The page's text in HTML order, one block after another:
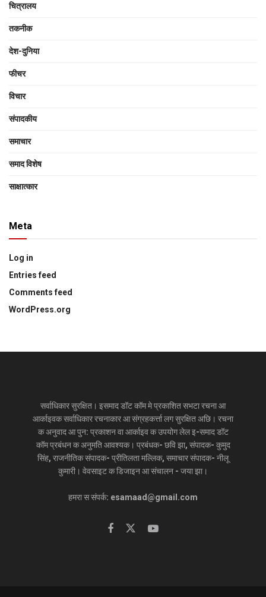
चित्रालय
तकनीक
देश-दुनिया
फीचर
विचार
संपादकीय
समाचार
समाद विशेष
साक्षात्‍कार
Meta
Log in
Entries feed
Comments feed
WordPress.org
सर्वाधिकार सुरक्षित। इसमाद डॉट कॉम मे प्रकाशित सभटा रचना आ
आर्काइवक सर्वाधिकार रचनाकार आ संग्रहकर्त्ता लग सुरक्षित अछि। रचना
क अनुवाद आ पुन: प्रकाशन वा आर्काइव क उपयोग लेल इ-समाद डॉट
कॉम प्रबंधन क अनुमति आवश्यक। प्रबंधक- छवि झा, संपादक- कुमुद
सिंह, राजनीतिक संपादक- प्रीतिलता मल्लिक, समाचार संपादक- नीलू
कुमारी। वेवसाइट क डिजाइन आ संचालन - जया झा।
हमरा स संपर्क: esamaad@gmail.com